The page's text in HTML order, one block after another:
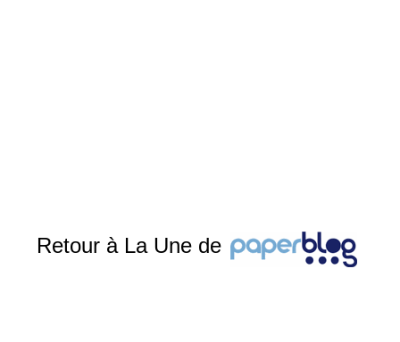
Retour à La Une de